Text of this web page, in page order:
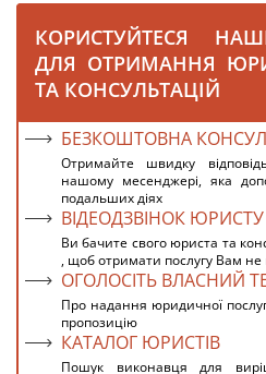
КОРИСТУЙТЕСЯ
ДЛЯ ОТРИМАННЯ
ТА КОНСУЛЬТАЦІЙ
БЕЗКОШТОВНА
Отримайте швидку
нашому месенджері, яка
подальших діях
ВІДЕОДЗВІНОК ЮРИСТУ
Ви бачите свого юриста та
, щоб отримати послугу Вам не
ОГОЛОСІТЬ ВЛАСНИЙ
Про надання юридичної
пропозицію
КАТАЛОГ ЮРИСТІВ
Пошук виконавця для